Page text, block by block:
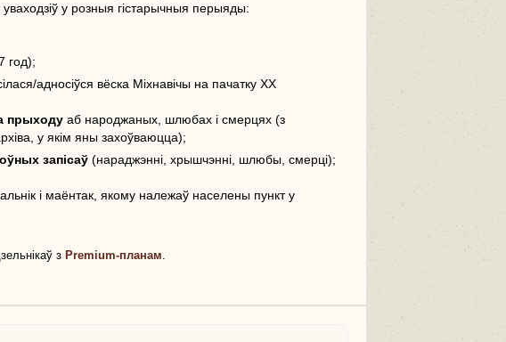
у розныя гістарычныя перыяды:
год);
адносіўся вёска Міхнавічы на пачатку ХХ
прыходу аб народжаных, шлюбах і смерцях (з
у якім яны захоўваюцца);
запісаў (нараджэнні, хрышчэнні, шлюбы, смерці);
і маёнтак, якому належаў населены пункт у
з Premium-планам.